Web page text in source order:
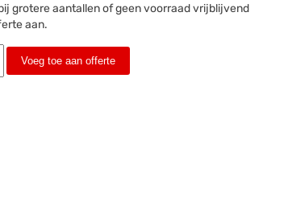
grotere aantallen of geen voorraad vrijblijvend
aan.
Voeg toe aan offerte